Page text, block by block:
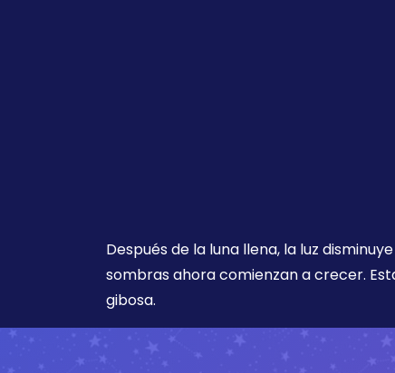
Después de la luna llena, la luz
sombras ahora comienzan a crecer.
gibosa.